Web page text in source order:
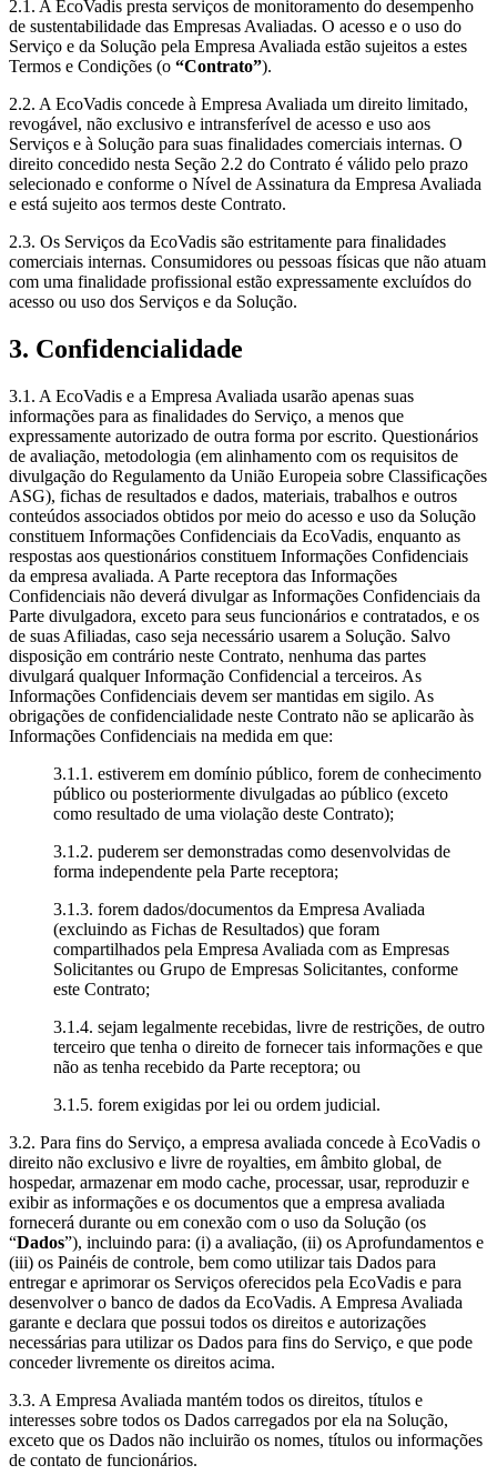
2.1. A EcoVadis presta serviços de monitoramento do desempenho
de sustentabilidade das Empresas Avaliadas. O acesso e o uso do
Serviço e da Solução pela Empresa Avaliada estão sujeitos a estes
Termos e Condições (o “Contrato”).
2.2. A EcoVadis concede à Empresa Avaliada um direito limitado,
revogável, não exclusivo e intransferível de acesso e uso aos
Serviços e à Solução para suas finalidades comerciais internas. O
direito concedido nesta Seção 2.2 do Contrato é válido pelo prazo
selecionado e conforme o Nível de Assinatura da Empresa Avaliada
e está sujeito aos termos deste Contrato.
2.3. Os Serviços da EcoVadis são estritamente para finalidades
comerciais internas. Consumidores ou pessoas físicas que não atuam
com uma finalidade profissional estão expressamente excluídos do
acesso ou uso dos Serviços e da Solução.
3. Confidencialidade
3.1. A EcoVadis e a Empresa Avaliada usarão apenas suas
informações para as finalidades do Serviço, a menos que
expressamente autorizado de outra forma por escrito. Questionários
de avaliação, metodologia (em alinhamento com os requisitos de
divulgação do Regulamento da União Europeia sobre Classificações
ASG), fichas de resultados e dados, materiais, trabalhos e outros
conteúdos associados obtidos por meio do acesso e uso da Solução
constituem Informações Confidenciais da EcoVadis, enquanto as
respostas aos questionários constituem Informações Confidenciais
da empresa avaliada. A Parte receptora das Informações
Confidenciais não deverá divulgar as Informações Confidenciais da
Parte divulgadora, exceto para seus funcionários e contratados, e os
de suas Afiliadas, caso seja necessário usarem a Solução. Salvo
disposição em contrário neste Contrato, nenhuma das partes
divulgará qualquer Informação Confidencial a terceiros. As
Informações Confidenciais devem ser mantidas em sigilo. As
obrigações de confidencialidade neste Contrato não se aplicarão às
Informações Confidenciais na medida em que:
3.1.1. estiverem em domínio público, forem de conhecimento
público ou posteriormente divulgadas ao público (exceto
como resultado de uma violação deste Contrato);
3.1.2. puderem ser demonstradas como desenvolvidas de
forma independente pela Parte receptora;
3.1.3. forem dados/documentos da Empresa Avaliada
(excluindo as Fichas de Resultados) que foram
compartilhados pela Empresa Avaliada com as Empresas
Solicitantes ou Grupo de Empresas Solicitantes, conforme
este Contrato;
3.1.4. sejam legalmente recebidas, livre de restrições, de outro
terceiro que tenha o direito de fornecer tais informações e que
não as tenha recebido da Parte receptora; ou
3.1.5. forem exigidas por lei ou ordem judicial.
3.2. Para fins do Serviço, a empresa avaliada concede à EcoVadis o
direito não exclusivo e livre de royalties, em âmbito global, de
hospedar, armazenar em modo cache, processar, usar, reproduzir e
exibir as informações e os documentos que a empresa avaliada
fornecerá durante ou em conexão com o uso da Solução (os
“Dados”), incluindo para: (i) a avaliação, (ii) os Aprofundamentos e
(iii) os Painéis de controle, bem como utilizar tais Dados para
entregar e aprimorar os Serviços oferecidos pela EcoVadis e para
desenvolver o banco de dados da EcoVadis. A Empresa Avaliada
garante e declara que possui todos os direitos e autorizações
necessárias para utilizar os Dados para fins do Serviço, e que pode
conceder livremente os direitos acima.
3.3. A Empresa Avaliada mantém todos os direitos, títulos e
interesses sobre todos os Dados carregados por ela na Solução,
exceto que os Dados não incluirão os nomes, títulos ou informações
de contato de funcionários.